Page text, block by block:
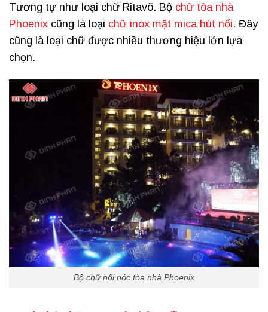
Tương tự như loại chữ Ritavõ. Bộ chữ tòa nhà
Phoenix cũng là loại chữ inox mặt mica hút nổi. Đây
cũng là loại chữ được nhiều thương hiệu lớn lựa
chọn.
Bộ chữ nổi nóc tòa nhà Phoenix